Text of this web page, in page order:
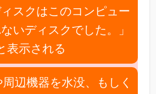
ィスクはこのコンピュー
いディスクでした。」
表示される
辺機器を水没、もしく